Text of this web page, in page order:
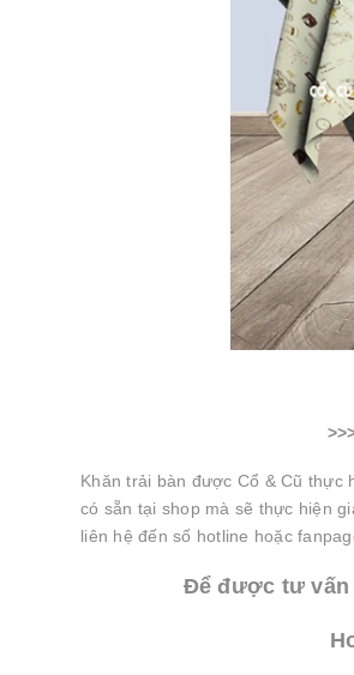
Khăn trải bàn được Cổ & Cũ thực
có sẵn tại shop mà sẽ thực hiện
liên hệ đến số hotline hoặc
Để được tư vấn